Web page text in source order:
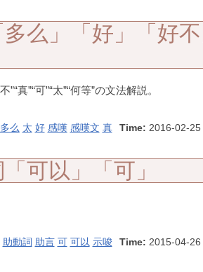
么」「好」「好不
真”“可”“太”“何等”の文法解説。
多么 太 好 感嘆 感嘆文 真 Time: 2016-02-25
可以」「可」
助動詞 助言 可 可以 示唆 Time: 2015-04-26